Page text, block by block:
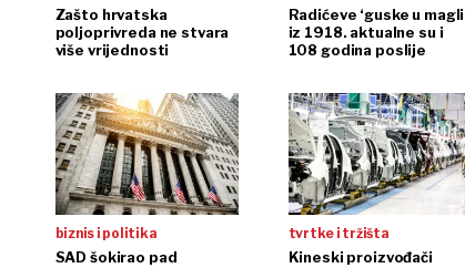
Zašto hrvatska
poljoprivreda ne stvara
više vrijednosti
Radićeve ‘guske u
iz 1918. aktualne su i
108 godina poslije
biznis i politika
SAD šokirao pad
tvrtke i tržišta
Kineski proizvođači